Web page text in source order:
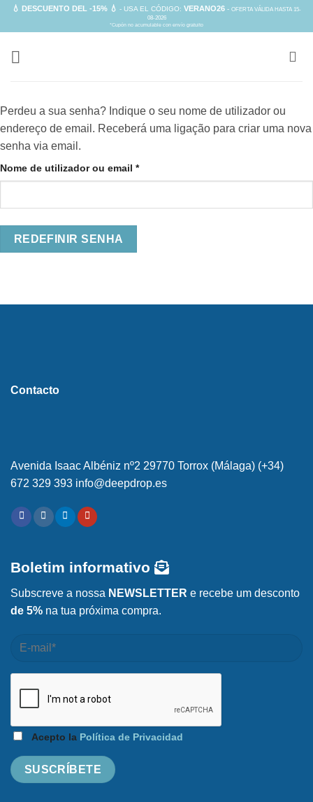
Skip💧 DESCUENTO DEL -15% 💧 - USA EL CÓDIGO: VERANO26 - OFERTA VÁLIDA HASTA 15-
08-2026
*Cupón no acumulable con envío gratuito
Perdeu a sua senha? Indique o seu nome de utilizador ou
endereço de email. Receberá uma ligação para criar uma nova
senha via email.
Nome de utilizador ou email *Obrigatório
REDEFINIR SENHA
Contacto
Avenida Isaac Albéniz nº2 29770 Torrox (Málaga) (+34)
672 329 393 info@deepdrop.es
Boletim informativo
Subscreve a nossa NEWSLETTER e recebe um desconto
de 5% na tua próxima compra.
Acepto la Política de Privacidad